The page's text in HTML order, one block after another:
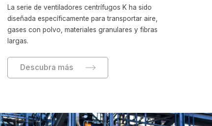
La serie de ventiladores centrífugos K ha sido
diseñada específicamente para transportar aire,
gases con polvo, materiales granulares y fibras
largas.
Descubra más